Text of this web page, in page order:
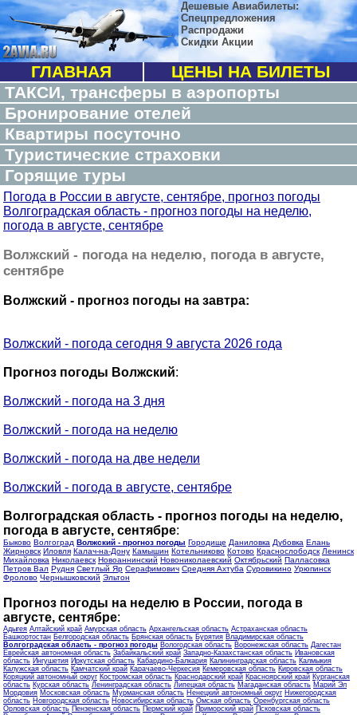
Дешевые Авиабилеты:
Спецпредложения
Распродажи
Скидки Акции
ГЛАВНАЯ
ЦЕНЫ НА БИЛЕТЫ
ТАКСИ, трансферы в аэропорты
Бронирование отелей
Квартиры посуточно
Туристические страховки
Горящие туры
Погода в России в августе, сентябре, прогноз погоды
Волгоградская область - прогноз погоды на неделю,
погода в августе, сентябре
Волжский - погода на неделю, погода в августе,
сентябре
Волжский - прогноз погоды на завтра:
Волжский - погода сегодня 9 августа 2026 года
Прогноз погоды Волжский:
Волжский - погода на 3 дня
Волжский - погода на неделю
Волжский - погода на две недели
Волжский - погода в августе, сентябре
Волгоградская область - прогноз погоды на неделю,
погода в августе, сентябре:
Быково Волгоград Волжский - прогноз погоды Городище Даниловка Дубовка Елань
Жирновск Иловля Калач-на-Дону Камышин Котельниково Котово Краснослободск Ленинск
Михайловка Николаевск Новоаннинский Новониколаевский Октябрьский Палласовка
Петров Вал Рудня Светлый Яр Серафимович Средняя Ахтуба Суровикино Урюпинск
Фролово Чернышковский Эльтон
Прогноз погоды на неделю в России, погода в
августе, сентябре:
Адыгея Алтайский край Амурская область Архангельская область Астраханская область
Башкортостан Белгородская область Брянская область Бурятия Владимирская область
Волгоградская область - прогноз погоды Вологодская область Воронежская область Дагестан
Еврейская автономная область Забайкальский край Западно-Казахстанская область Ивановская
область Ингушетия Иркутская область Кабардино-Балкария Калининградская область Калмыкия
Калужская область Камчатский край Карачаево-Черкесия Кемеровская область Кировская область
Коряцкий автономный округ Костромская область Краснодарский край Красноярский край Курганская
область Курская область Ленинградская область Липецкая область Магаданская область Марий Эл
Мордовия Московская область Мурманская область Ненецкий автономный округ Нижегородская
область Новгородская область Новосибирская область Омская область Оренбургская область
Орловская область Пензенская область Пермский край Приморский край Псковская область